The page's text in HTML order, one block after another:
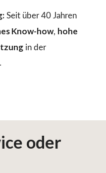
Seit über 40 Jahren
Know-how, hohe
in der
oder